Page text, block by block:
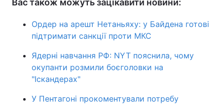
Вас також можуть зацікавити новини:
Ордер на арешт Нетаньяху: у Байдена готові
підтримати санкції проти МКС
Ядерні навчання РФ: NYT пояснила, чому
окупанти розмили боєголовки на
"Іскандерах"
У Пентагоні прокоментували потребу